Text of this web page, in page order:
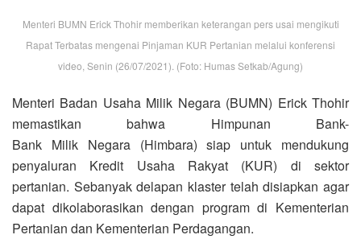
Menteri BUMN Erick Thohir memberikan keterangan pers usai mengikuti
Rapat Terbatas mengenai Pinjaman KUR Pertanian melalui konferensi
video, Senin (26/07/2021). (Foto: Humas Setkab/Agung)
Menteri Badan Usaha Milik Negara (BUMN) Erick Thohir
memastikan bahwa Himpunan Bank-
Bank Milik Negara (Himbara) siap untuk mendukung
penyaluran Kredit Usaha Rakyat (KUR) di sektor
pertanian. Sebanyak delapan klaster telah disiapkan agar
dapat dikolaborasikan dengan program di Kementerian
Pertanian dan Kementerian Perdagangan.